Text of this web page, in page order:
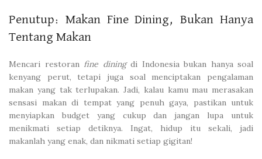
Penutup: Makan Fine Dining, Bukan Hanya
Tentang Makan
Mencari restoran fine diningdi Indonesia bukan hanya soal
kenyang perut, tetapi juga soal menciptakan pengalaman
makan yang tak terlupakan. Jadi, kalau kamu mau merasakan
sensasi makan di tempat yang penuh gaya, pastikan untuk
menyiapkan budget yang cukup dan jangan lupa untuk
menikmati setiap detiknya. Ingat, hidup itu sekali, jadi
makanlah yang enak, dan nikmati setiap gigitan!